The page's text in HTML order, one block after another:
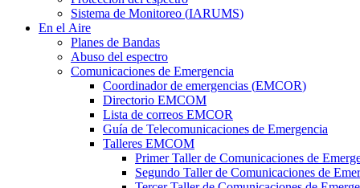
Sistema de Monitoreo (IARUMS)
En el Aire
Planes de Bandas
Abuso del espectro
Comunicaciones de Emergencia
Coordinador de emergencias (EMCOR)
Directorio EMCOM
Lista de correos EMCOR
Guía de Telecomunicaciones de Emergencia
Talleres EMCOM
Primer Taller de Comunicaciones de
Segundo Taller de Comunicaciones de